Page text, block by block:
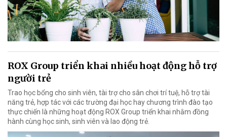
ROX Group triển khai nhiều hoạt động hỗ trợ
người trẻ
Trao học bổng cho sinh viên, tài trợ cho sân chơi trí tuệ, hỗ trợ tài
năng trẻ, hợp tác với các trường đại học hay chương trình đào tạo
thực chiến là những hoạt động ROX Group triển khai nhằm đồng
hành cùng học sinh, sinh viên và lao động trẻ.